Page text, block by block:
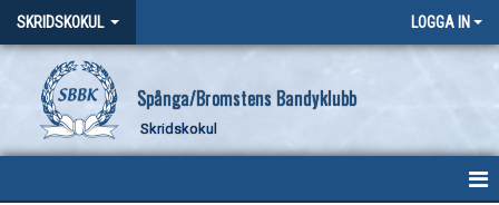
SKRIDSKOKUL LOGGA IN
Spånga/Bromstens Bandyklubb
Skridskokul